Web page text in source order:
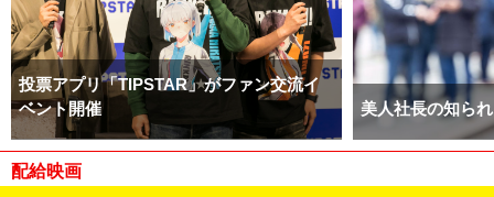
投票アプリ「TIPSTAR」がファン交流イ
ベント開催
美人社長の知ら
配給映画